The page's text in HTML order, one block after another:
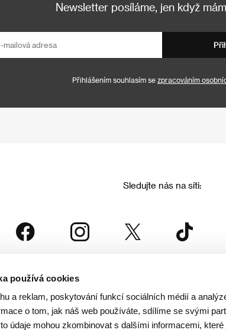
používá cookies
a reklam, poskytování funkcí sociálních médií a
o tom, jak náš web používáte, sdílíme se svými
údaje mohou zkombinovat s dalšími informacemi,
Newsletter posíláme, jen když
Přihlášením souhlasím se zpracováním
Sledujte nás na síti:
je součástí rodiny KVIFF Group, která